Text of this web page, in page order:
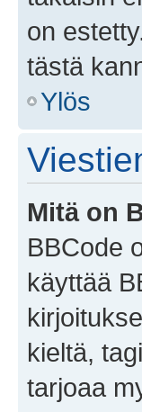
on
tästä
Ylös
Mitä on
BBCode
käyttää
kieltä,
tarjoaa